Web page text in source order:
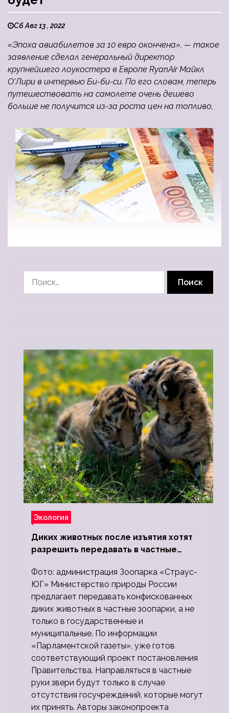
Сб Авг 13 , 2022
«Эпоха авиабилетов за 10 евро окончена», — такое
заявление сделал генеральный директор
крупнейшего лоукостера в Европе RyanAir Майкл
О’Лири в интервью Би-би-си. По его словам, теперь
путешествовать на самолете очень дешево
больше не получится из-за роста цен на топливо,
Экология
Диких животных после изъятия хотят
разрешить передавать в частные
Фото: администрация Зоопарка «Страус-
ЮГ» Министерство природы России
предлагает передавать конфискованных
диких животных в частные зоопарки, а не
только в государственные и
муниципальные. По информации
«Парламентской газеты», уже готов
соответствующий проект постановления
Правительства. Направляться в частные
руки звери будут только в случае
отсутствия госучреждений, которые могут
их принять. Авторы законопроекта